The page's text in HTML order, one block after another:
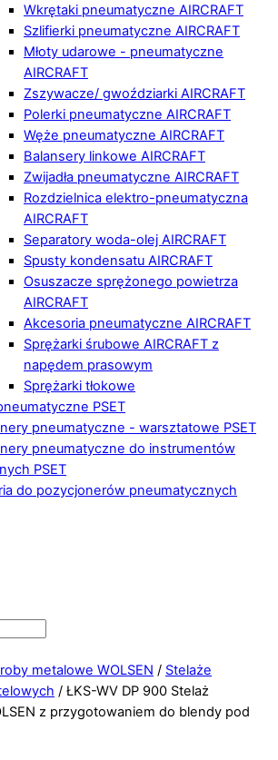
Wkrętaki pneumatyczne AIRCRAFT
Szlifierki pneumatyczne AIRCRAFT
Młoty udarowe - pneumatyczne
AIRCRAFT
Zszywacze/ gwoździarki AIRCRAFT
Polerki pneumatyczne AIRCRAFT
Węże pneumatyczne AIRCRAFT
Balansery linkowe AIRCRAFT
Zwijadła pneumatyczne AIRCRAFT
Rozdzielnica elektro-pneumatyczna
AIRCRAFT
Separatory woda-olej AIRCRAFT
Spusty kondensatu AIRCRAFT
Osuszacze sprężonego powietrza
AIRCRAFT
Akcesoria pneumatyczne AIRCRAFT
Sprężarki śrubowe AIRCRAFT z
napędem prasowym
Sprężarki tłokowe
PSET
pneumatyczne - warsztatowe PSET
pneumatyczne do instrumentów
PSET
do pozycjonerów pneumatycznych
metalowe WOLSEN / Stelaże
/ ŁKS-WV DP 900 Stelaż
z przygotowaniem do blendy pod